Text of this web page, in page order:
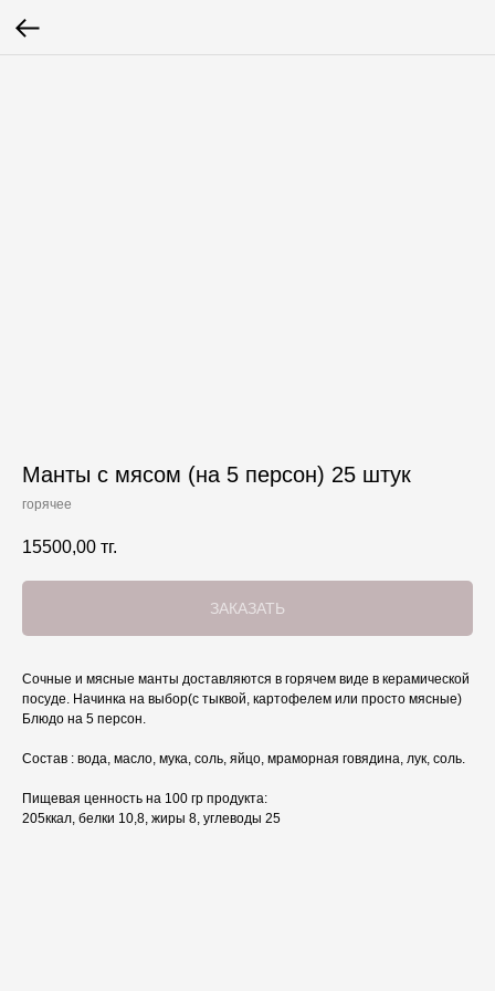
Манты с мясом (на 5 персон) 25 штук
горячее
15500,00 тг.
ЗАКАЗАТЬ
Сочные и мясные манты доставляются в горячем виде в керамической
посуде. Начинка на выбор(с тыквой, картофелем или просто мясные)
Блюдо на 5 персон.
Состав : вода, масло, мука, соль, яйцо, мраморная говядина, лук, соль.
Пищевая ценность на 100 гр продукта:
205ккал, белки 10,8, жиры 8, углеводы 25